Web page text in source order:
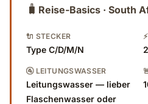
🧳 Reise-Basics · South
🔌 STECKER
Type C/D/M/N
🚰 LEITUNGSWASSER
Leitungswasser — lieber
Flaschenwasser oder